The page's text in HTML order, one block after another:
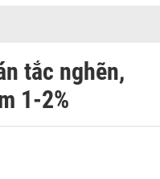
tắc nghẽn,
1-2%